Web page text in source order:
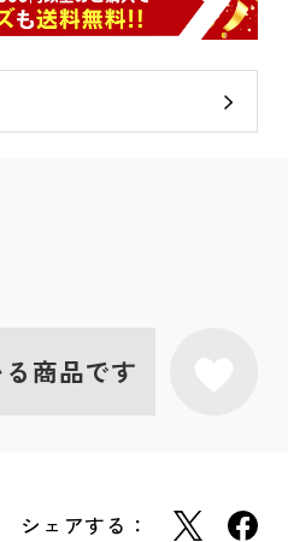
商品です
シェアする：